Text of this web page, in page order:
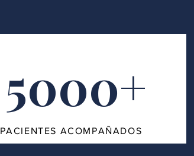
5000+
PACIENTES ACOMPAÑADOS